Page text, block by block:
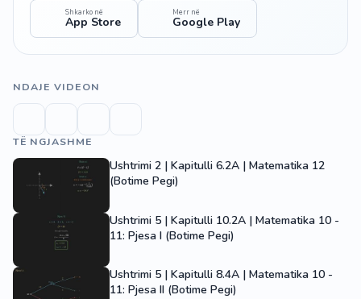
Shkarko në
App Store
Merr në
Google Play
NDAJE VIDEON
TË NGJASHME
Ushtrimi 2 | Kapitulli 6.2A | Matematika 12
(Botime Pegi)
Ushtrimi 5 | Kapitulli 10.2A | Matematika 10 -
11: Pjesa I (Botime Pegi)
Ushtrimi 5 | Kapitulli 8.4A | Matematika 10 -
11: Pjesa II (Botime Pegi)